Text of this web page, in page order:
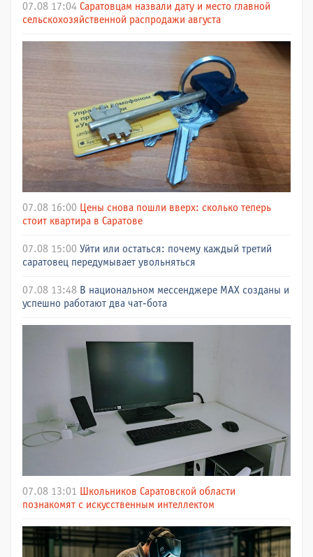
07.08 17:04 Саратовцам назвали дату и место главной
сельскохозяйственной распродажи августа
07.08 16:00 Цены снова пошли вверх: сколько теперь
стоит квартира в Саратове
07.08 15:00 Уйти или остаться: почему каждый третий
саратовец передумывает увольняться
07.08 13:48 В национальном мессенджере МАХ созданы и
успешно работают два чат-бота
07.08 13:01
Школьников Саратовской области
познакомят с искусственным интеллектом